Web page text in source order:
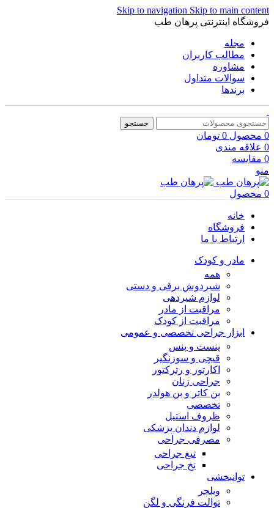
Skip to navigation Skip to main content
فروشگاه اینترنتی پرهان طب
مجله
مطالب کاربران
مشاوره
سوالات متداول
برندها
جستجو
0 محصول 0 تومان
0 علاقه مندی
0 مقایسه
منو
0 محصول
خانه
فروشگاه
ارتباط با ما
مادر و کودک
همه
شیردوش برقی و دستی
لوازم شیردهی
مراقبت از مادر
مراقبت از کودک
ابزار جراحی تخصصی و عمومی
پنست و پنس
قیچی و سوزنگیر
اکارتور و رترکتور
جراحی زنان
بن کاتر و بن هولدر
تخصصی
ظروف استیل
لوازم دندان پزشکی
مصرفی جراحی
تیغ جراحی
نخ جراحی
توانبخشی
ویلچر
توالت فرنگی و لگن